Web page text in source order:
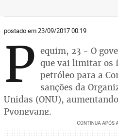
postado em 23/09/2017 00:19
P equim, 23 - O
que vai limitar os
petróleo para a
sanções da
Unidas (ONU),
Pyongyang.